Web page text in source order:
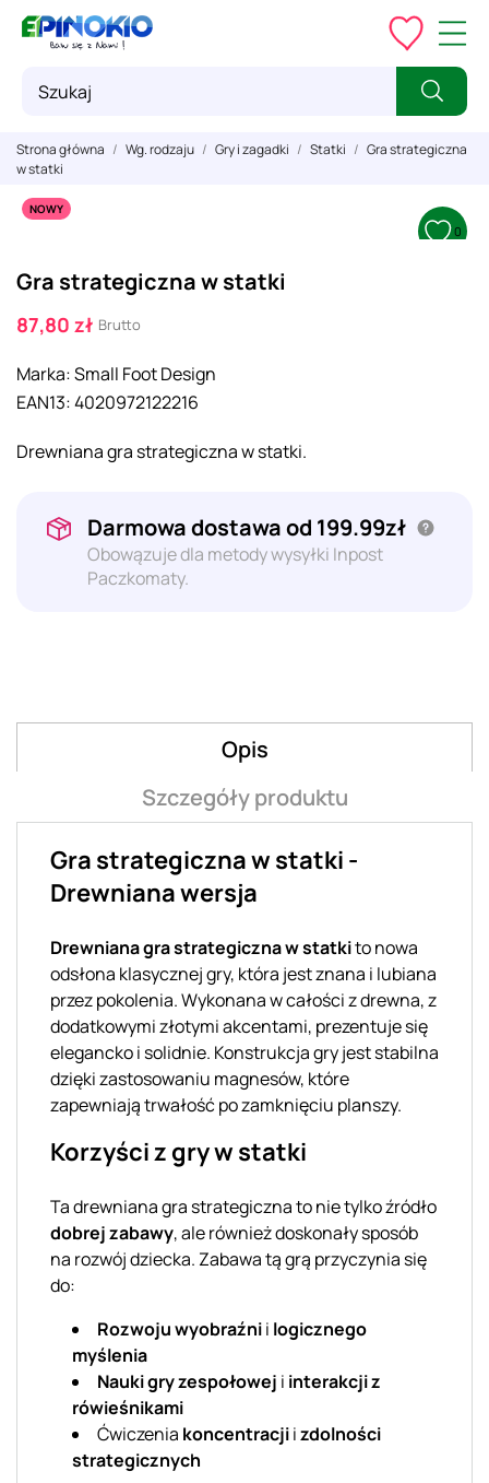
Strona główna Wg. rodzaju Gry i zagadki Statki
Gra strategiczna
w statki
NOWY
0
Gra strategiczna w statki
87,80 zł Brutto
Marka:Small Foot Design
EAN13:4020972122216
Drewniana gra strategiczna w statki.
Darmowa dostawa od 199.99zł
Obowązuje dla metody wysyłki Inpost
Paczkomaty.
Opis
Szczegóły produktu
Gra strategiczna w statki -
Drewniana wersja
Drewniana gra strategiczna w statkito nowa
odsłona klasycznej gry, która jest znana i lubiana
przez pokolenia. Wykonana w całości z drewna, z
dodatkowymi złotymi akcentami, prezentuje się
elegancko i solidnie. Konstrukcja gry jest stabilna
dzięki zastosowaniu magnesów, które
zapewniają trwałość po zamknięciu planszy.
Korzyści z gry w statki
Ta drewniana gra strategiczna to nie tylko źródło
dobrej zabawy, ale również doskonały sposób
na rozwój dziecka. Zabawa tą grą przyczynia się
do:
Rozwoju wyobraźnii logicznego
myślenia
Nauki gry zespołowej i interakcji z
rówieśnikami
Ćwiczenia koncentracjiizdolności
strategicznych